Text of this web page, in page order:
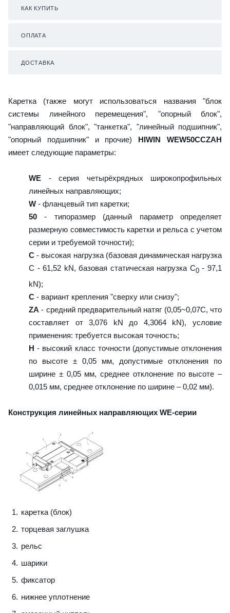
КАК КУПИТЬ
ОПЛАТА
ДОСТАВКА
Каретка (также могут использоваться названия "блок
системы линейного перемещения", "опорный блок",
"направляющий блок", "танкетка", "линейный подшипник",
"опорный подшипник" и прочие) HIWIN WEW50CCZAH
имеет следующие параметры:
WE - серия четырёхрядных широкопрофильных
линейных направляющих;
W - фланцевый тип каретки;
50 - типоразмер (данный параметр определяет
размерную совместимость каретки и рельса с учетом
серии и требуемой точности);
C - высокая нагрузка (базовая динамическая нагрузка
C - 61,52 kN, базовая статическая нагрузка С0- 97,1
kN);
C - вариант крепления "сверху или снизу";
ZA - средний предварительный натяг (0,05~0,07C, что
составляет от 3,076 kN до 4,3064 kN), условие
применения: требуется высокая точность;
H - высокий класс точности (допустимые отклонения
по высоте ± 0,05 мм, допустимые отклонения по
ширине ± 0,05 мм, среднее отклонение по высоте –
0,015 мм, среднее отклонение по ширине – 0,02 мм).
Конструкция линейных направляющих WE-серии
каретка (блок)
торцевая заглушка
рельс
шарики
фиксатор
нижнее уплотнение